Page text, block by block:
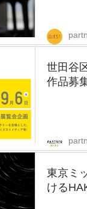
世田谷
作品募
東京ミ
ける